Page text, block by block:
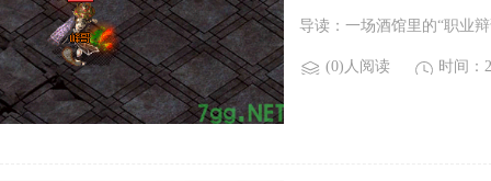
导读：一场酒馆里的“职业
(0)人阅读 时间：